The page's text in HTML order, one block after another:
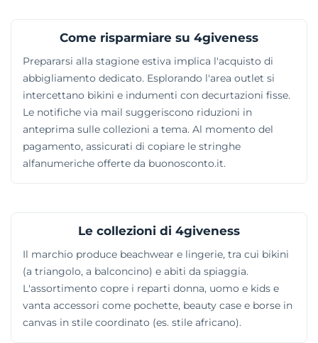
Come risparmiare su 4giveness
Prepararsi alla stagione estiva implica l'acquisto di
abbigliamento dedicato. Esplorando l'area outlet si
intercettano bikini e indumenti con decurtazioni fisse.
Le notifiche via mail suggeriscono riduzioni in
anteprima sulle collezioni a tema. Al momento del
pagamento, assicurati di copiare le stringhe
alfanumeriche offerte da buonosconto.it.
Le collezioni di 4giveness
Il marchio produce beachwear e lingerie, tra cui bikini
(a triangolo, a balconcino) e abiti da spiaggia.
L'assortimento copre i reparti donna, uomo e kids e
vanta accessori come pochette, beauty case e borse in
canvas in stile coordinato (es. stile africano).